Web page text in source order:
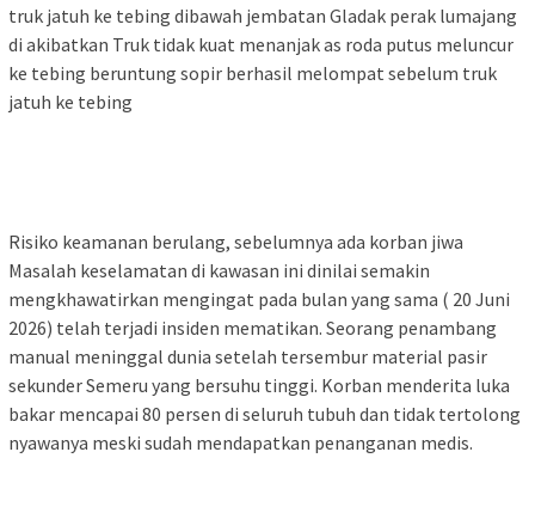
truk jatuh ke tebing dibawah jembatan Gladak perak lumajang
di akibatkan Truk tidak kuat menanjak as roda putus meluncur
ke tebing beruntung sopir berhasil melompat sebelum truk
jatuh ke tebing
Risiko keamanan berulang, sebelumnya ada korban jiwa
Masalah keselamatan di kawasan ini dinilai semakin
mengkhawatirkan mengingat pada bulan yang sama ( 20 Juni
2026) telah terjadi insiden mematikan. Seorang penambang
manual meninggal dunia setelah tersembur material pasir
sekunder Semeru yang bersuhu tinggi. Korban menderita luka
bakar mencapai 80 persen di seluruh tubuh dan tidak tertolong
nyawanya meski sudah mendapatkan penanganan medis.